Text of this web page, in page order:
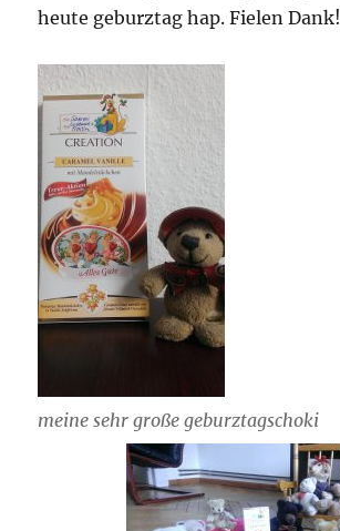
heute geburztag hap. Fielen Dank!
meine sehr große geburztagschoki